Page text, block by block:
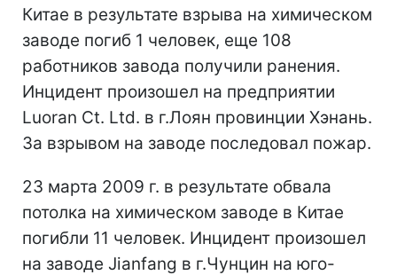
Китае в результате взрыва на химическом
заводе погиб 1 человек, еще 108
работников завода получили ранения.
Инцидент произошел на предприятии
Luoran Ct. Ltd. в г.Лоян провинции Хэнань.
За взрывом на заводе последовал пожар.
23 марта 2009 г. в результате обвала
потолка на химическом заводе в Китае
погибли 11 человек. Инцидент произошел
на заводе Jianfang в г.Чунцин на юго-